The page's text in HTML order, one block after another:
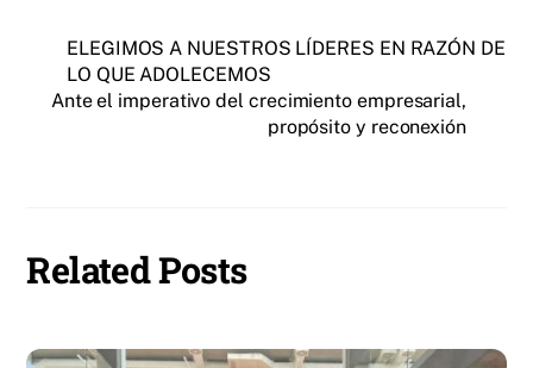
ELEGIMOS A NUESTROS LÍDERES EN RAZÓN DE
LO QUE ADOLECEMOS
Ante el imperativo del crecimiento empresarial,
propósito y reconexión
Related Posts